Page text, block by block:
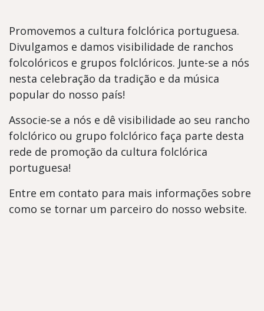
Promovemos a cultura folclórica portuguesa.
Divulgamos e damos visibilidade de ranchos
folcolóricos e grupos folclóricos. Junte-se a nós
nesta celebração da tradição e da música
popular do nosso país!
Associe-se a nós e dê visibilidade ao seu rancho
folclórico ou grupo folclórico faça parte desta
rede de promoção da cultura folclórica
portuguesa!
Entre em contato para mais informações sobre
como se tornar um parceiro do nosso website.